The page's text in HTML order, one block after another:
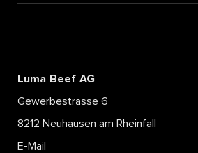
Luma Beef AG
Gewerbestrasse 6
8212 Neuhausen am Rheinfall
E-Mail